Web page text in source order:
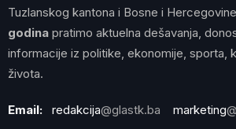
Tuzlanskog kantona i Bosne i
godina pratimo aktuelna dešavanja,
informacije iz politike, ekonomije, sporta,
života.
Email: redakcija@glastk.ba marketing